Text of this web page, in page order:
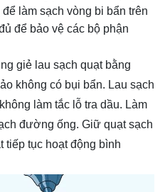
làm sạch vòng bi bẩn trên
để bảo vệ các bộ phận
giẻ lau sạch quạt bằng
không có bụi bẩn. Lau sạch
làm tắc lỗ tra dầu. Làm
đường ống. Giữ quạt sạch
tiếp tục hoạt động bình